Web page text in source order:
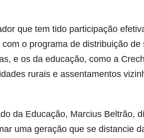
que tem tido participação
o programa de distribuição
e os da educação, como a
rurais e assentamentos
da Educação, Marcius Beltrão,
uma geração que se distancie